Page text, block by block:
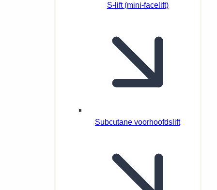
S-lift (mini-facelift)
Subcutane voorhoofdslift